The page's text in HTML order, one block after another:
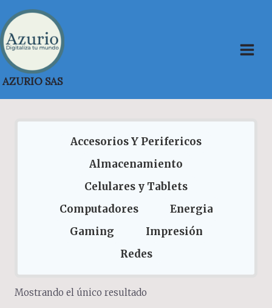
Saltar
al
contenido
AZURIO SAS
Accesorios Y Perifericos
Almacenamiento
Celulares y Tablets
Computadores
Energia
Gaming
Impresión
Redes
Mostrando el único resultado